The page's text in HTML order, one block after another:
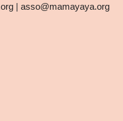
| asso@mamayaya.org